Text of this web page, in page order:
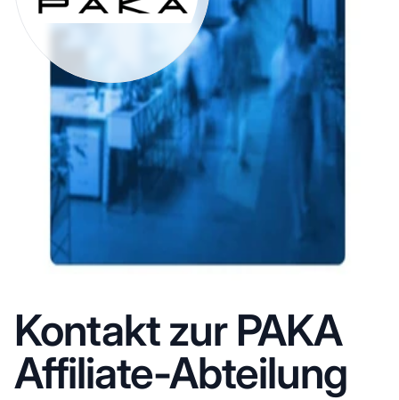
Kontakt zur PAKA
Affiliate-Abteilung